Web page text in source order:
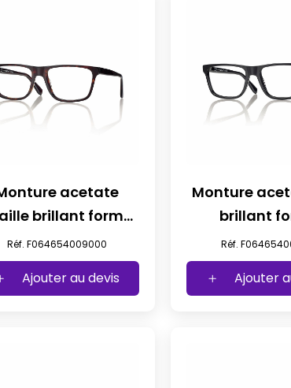
acetate
brillant forme
iconique t54
Réf. F064654009000
Ajouter au devis
Monture
brillant
iconique
Réf.
Ajouter